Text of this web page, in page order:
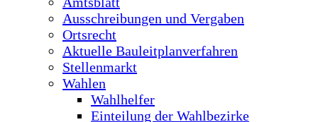
Ausschreibungen und Vergaben
Ortsrecht
Aktuelle Bauleitplanverfahren
Stellenmarkt
Wahlen
Wahlhelfer
Einteilung der Wahlbezirke